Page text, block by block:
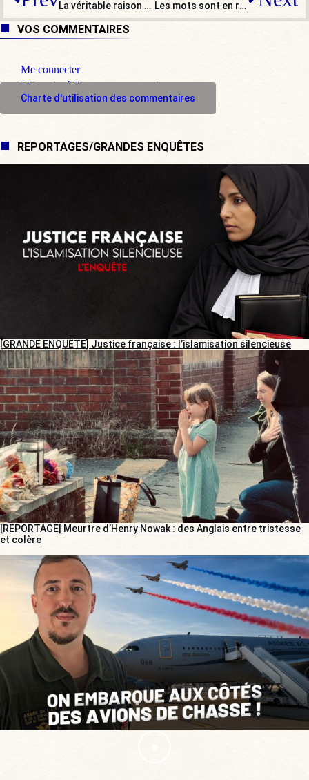
La véritable raison de la popularité du Président Macron (et de sa fragilité) Les mots sont en résidence surveillée !
VOS COMMENTAIRES
Me connecter
M'inscrire à l'espace commentaire
Charte d'utilisation des commentaires
REPORTAGES/GRANDES ENQUÊTES
[GRANDE ENQUÊTE] Justice française : l’islamisation silencieuse
[REPORTAGE] Meurtre d’Henry Nowak : des Anglais entre tristesse
et colère